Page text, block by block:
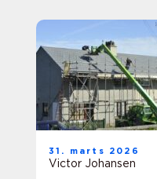
31. marts 2026
Victor Johansen